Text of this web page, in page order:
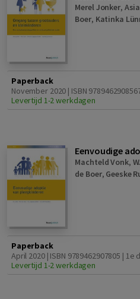
Merel Jonker,
Boer, Katinka
Paperback
November 2020 | ISBN
Levertijd 1-2 werkdagen
Eenvoudige
Machteld Vonk,
de Boer, Geeske
Paperback
April 2020 | ISBN 9789462907805 | 1e
Levertijd 1-2 werkdagen